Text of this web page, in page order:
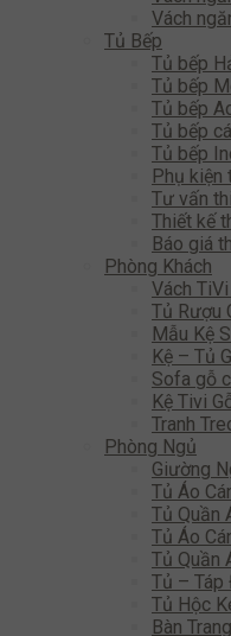
Vách
Tủ Bếp
Tủ bếp
Tủ bếp
Tủ bếp
Tủ bếp
Tủ bếp
Phụ kiện
Tư vấn
Thiết kế
Báo giá
Phòng Khách
Vách
Tủ Rượu
Mẫu Kệ
Kệ – Tủ
Sofa gỗ
Kệ Tivi
Tranh
Phòng Ngủ
Giường
Tủ Áo
Tủ Quần
Tủ Áo
Tủ Quần
Tủ – Táp
Tủ Hộc
Bàn